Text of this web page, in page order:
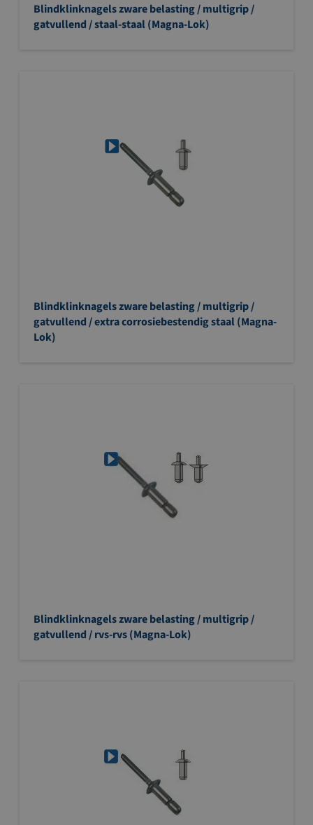
Blindklinknagels zware belasting / multigrip /
gatvullend / staal-staal (Magna-Lok)
Blindklinknagels zware belasting / multigrip /
gatvullend / extra corrosiebestendig staal (Magna-
Lok)
Blindklinknagels zware belasting / multigrip /
gatvullend / rvs-rvs (Magna-Lok)